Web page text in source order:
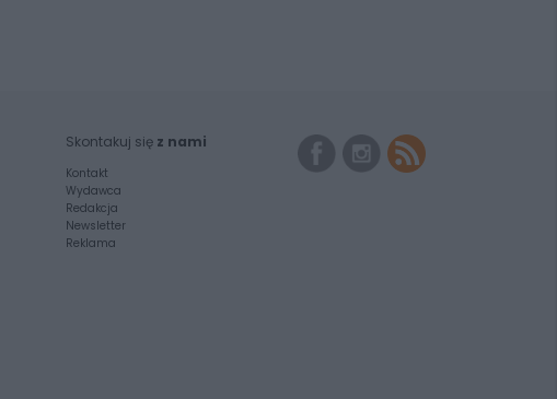
Skontakuj się z nami
Kontakt
Wydawca
Redakcja
Newsletter
Reklama